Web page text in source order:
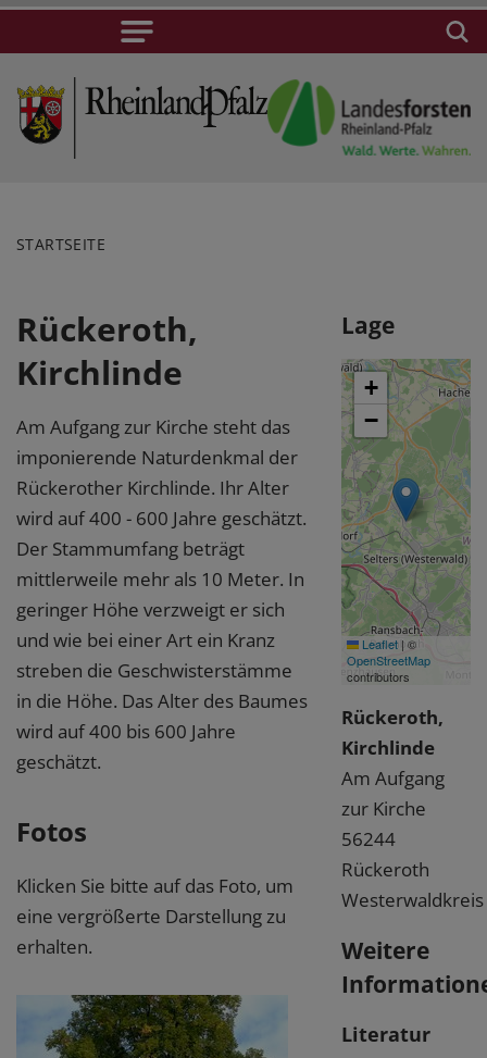
STARTSEITE
Rückeroth,
Kirchlinde
Am Aufgang zur Kirche steht das
imponierende Naturdenkmal der
Rückerother Kirchlinde. Ihr Alter
wird auf 400 - 600 Jahre geschätzt.
Der Stammumfang beträgt
mittlerweile mehr als 10 Meter. In
geringer Höhe verzweigt er sich
und wie bei einer Art ein Kranz
streben die Geschwisterstämme
in die Höhe. Das Alter des Baumes
wird auf 400 bis 600 Jahre
geschätzt.
Fotos
Klicken Sie bitte auf das Foto, um
eine vergrößerte Darstellung zu
erhalten.
Lage
+
−
Leaflet | ©
OpenStreetMap
contributors
Rückeroth,
Kirchlinde
Am Aufgang
zur Kirche
56244
Rückeroth
Westerwaldkreis
Weitere
Literatur